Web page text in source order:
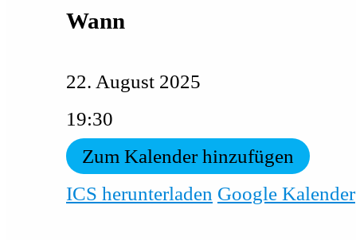
Wann
22. August 2025
19:30
Zum Kalender hinzufügen
ICS herunterladen Google Kalender